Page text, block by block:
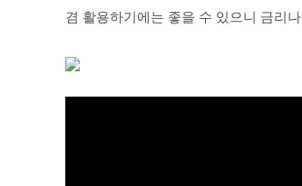
겸 활용하기에는 좋을 수 있으니 금리